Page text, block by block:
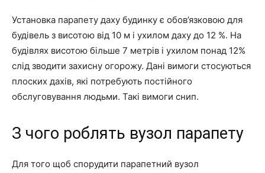
Установка парапету даху будинку є обов’язковою для
будівель з висотою від 10 м і ухилом даху до 12 %. На
будівлях висотою більше 7 метрів і ухилом понад 12%
слід зводити захисну огорожу. Дані вимоги стосуються
плоских дахів, які потребують постійного
обслуговування людьми. Такі вимоги снип.
З чого роблять вузол парапету
Для того щоб спорудити парапетний вузол